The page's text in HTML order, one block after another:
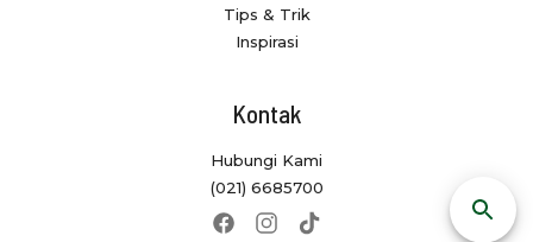
Tips & Trik
Inspirasi
Kontak
Hubungi Kami
(021) 6685700